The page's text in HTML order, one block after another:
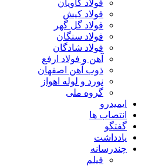
فولاد کاویان
فولاد کیش
فولاد گل گهر
فولاد سنگان
فولاد شادگان
آهن و فولاد ارفع
ذوب آهن اصفهان
نورد و لوله اهواز
گروه ملی
ایمیدرو
انتصاب ها
گفتگو
یادداشت
چندرسانه
فیلم